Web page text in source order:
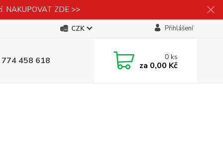
NAKUPOVAT ZDE >>
CZK Přihlášení
458 618 0ks
za 0,00 Kč